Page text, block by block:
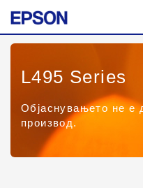
L495 Series
Објаснувањето не е
производ.